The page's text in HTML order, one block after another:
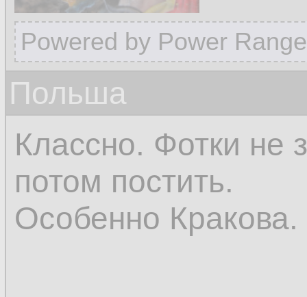
Powered by Power
Польша
Классно. Фотки не
потом постить.
Особенно Кракова.